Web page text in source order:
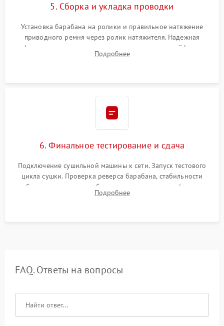
5. Сборка и укладка проводки
Установка барабана на ролики и правильное натяжение
приводного ремня через ролик натяжителя. Надежная
фиксация всех узлов, подключение клемм и шлейфов к
модулю управления. Монтаж корпусных панелей, люка и
Подробнее
6. Финальное тестирование и сдача
Подключение сушильной машины к сети. Запуск тестового
цикла сушки. Проверка реверса барабана, стабильности
набора температуры, работы дренажного насоса (откачка
конденсата) и отсутствия посторонних скрипов, стуков или
Подробнее
FAQ. Ответы на вопросы